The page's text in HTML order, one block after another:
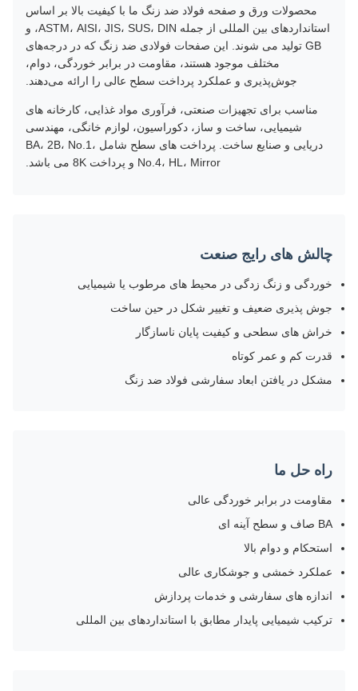
محصولات ورق و صفحه فولاد ضد زنگ ما با کیفیت بالا بر اساس
استانداردهای بین المللی از جمله ASTM، AISI، JIS، SUS، DIN، و
GB تولید می شوند. این صفحات فولادی ضد زنگ که در درجه‌های
مختلف موجود هستند، مقاومت در برابر خوردگی، دوام،
جوش‌پذیری و عملکرد پرداخت سطح عالی را ارائه می‌دهند.
مناسب برای تجهیزات صنعتی، فرآوری مواد غذایی، کارخانه های
شیمیایی، ساخت و ساز، دکوراسیون، لوازم خانگی، مهندسی
دریایی و صنایع ساخت. پرداخت های سطح شامل BA، 2B، No.1،
No.4، HL، Mirror و پرداخت 8K می باشد.
چالش های رایج صنعت
خوردگی و زنگ زدگی در محیط های مرطوب یا شیمیایی
جوش پذیری ضعیف و تغییر شکل در حین ساخت
خراش های سطحی و کیفیت پایان ناسازگار
قدرت کم و عمر کوتاه
مشکل در یافتن ابعاد سفارشی فولاد ضد زنگ
راه حل ما
مقاومت در برابر خوردگی عالی
BA صاف و سطح آینه ای
استحکام و دوام بالا
عملکرد خمشی و جوشکاری عالی
اندازه های سفارشی و خدمات پردازش
ترکیب شیمیایی پایدار مطابق با استانداردهای بین المللی